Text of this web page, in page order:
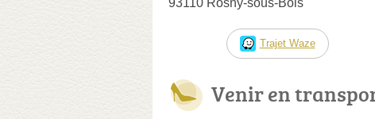
Trajet Waze
Venir en